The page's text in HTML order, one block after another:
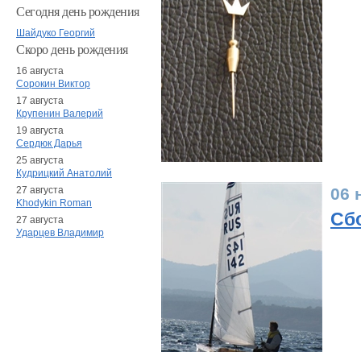
06
Сегодня день рождения
Шайдуко Георгий
Скоро день рождения
16 августа
Сорокин Виктор
17 августа
Крупенин Валерий
19 августа
Сердюк Дарья
25 августа
Кудрицкий Анатолий
27 августа
Khodykin Roman
27 августа
Ударцев Владимир